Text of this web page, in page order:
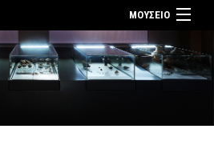
ΜΟΥΣΕΙΟ